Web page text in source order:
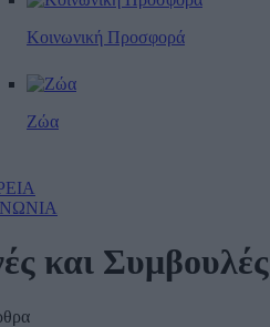
Κοινωνική Προσφορά
Ζώα
και Συμβουλές